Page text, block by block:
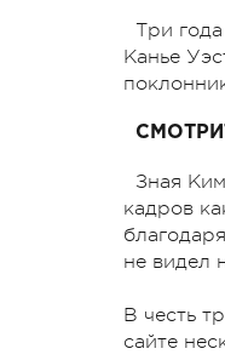
Три
Канье
Зная
кадров
не видел
В честь
сайте